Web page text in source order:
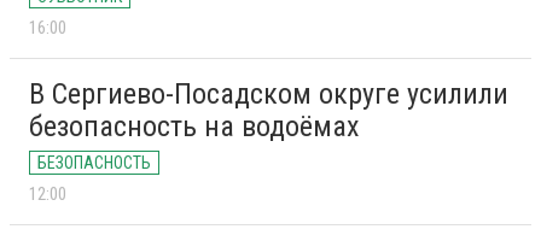
16:00
В Сергиево-Посадском округе усилили
безопасность на водоёмах
БЕЗОПАСНОСТЬ
12:00